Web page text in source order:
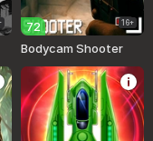
72 16+
Bodycam Shooter